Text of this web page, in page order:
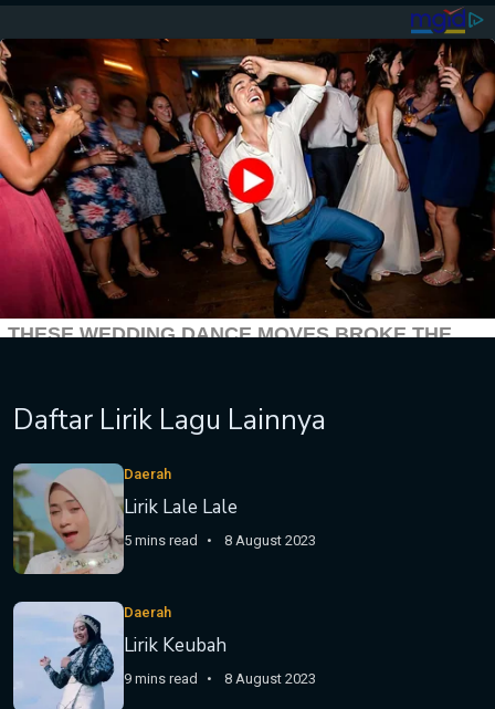
Daftar Lirik Lagu Lainnya
Daerah
Lirik Lale Lale
5 mins read 8 August 2023
Daerah
Lirik Keubah
9 mins read 8 August 2023